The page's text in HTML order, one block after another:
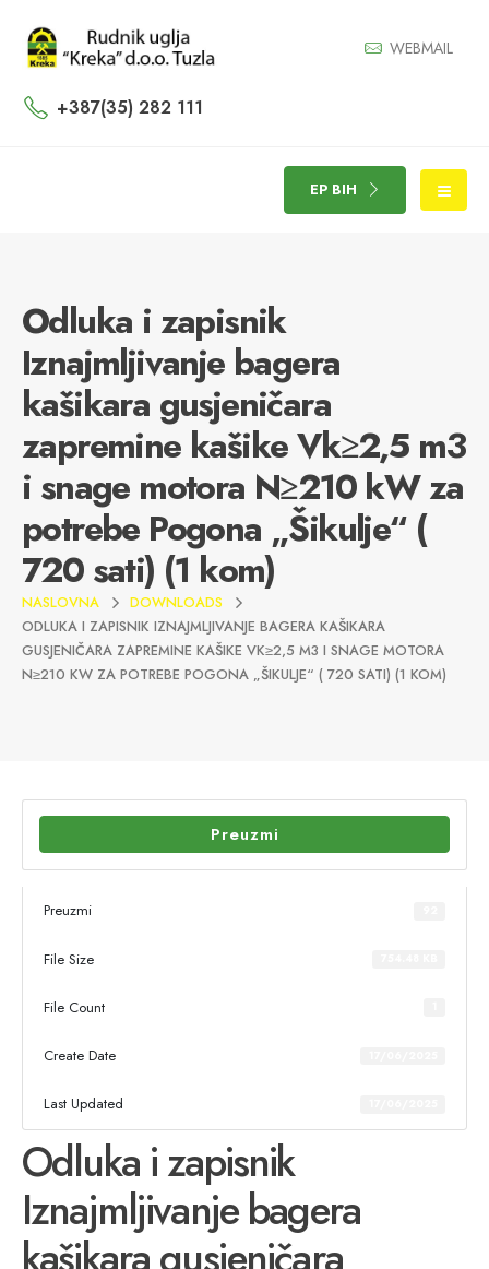
WEBMAIL
+387(35) 282 111
EP BIH
Odluka i zapisnik
Iznajmljivanje bagera
kašikara gusjeničara
zapremine kašike Vk≥2,5 m3
i snage motora N≥210 kW za
potrebe Pogona „Šikulje“ (
720 sati) (1 kom)
NASLOVNA
DOWNLOADS
ODLUKA I ZAPISNIK IZNAJMLJIVANJE BAGERA KAŠIKARA
GUSJENIČARA ZAPREMINE KAŠIKE VK≥2,5 M3 I SNAGE MOTORA
N≥210 KW ZA POTREBE POGONA „ŠIKULJE“ ( 720 SATI) (1 KOM)
Preuzmi
Preuzmi
File Size
File Count
Create Date
Last Updated
Odluka i zapisnik
Iznajmljivanje bagera